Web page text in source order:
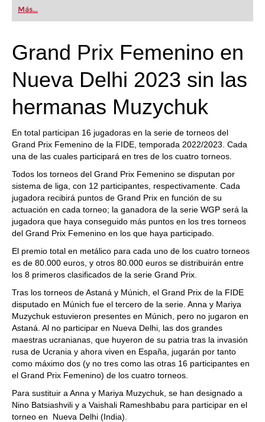
first steps into the world of club chess, or already
playing at a tournament level: with FRITZ, you can
train more efficiently, intelligently and with a
Más...
Grand Prix Femenino en
Nueva Delhi 2023 sin las
hermanas Muzychuk
En total participan 16 jugadoras en la serie de torneos del
Grand Prix Femenino de la FIDE, temporada 2022/2023. Cada
una de las cuales participará en tres de los cuatro torneos.
Todos los torneos del Grand Prix Femenino se disputan por
sistema de liga, con 12 participantes, respectivamente. Cada
jugadora recibirá puntos de Grand Prix en función de su
actuación en cada torneo; la ganadora de la serie WGP será la
jugadora que haya conseguido más puntos en los tres torneos
del Grand Prix Femenino en los que haya participado.
El premio total en metálico para cada uno de los cuatro torneos
es de 80.000 euros, y otros 80.000 euros se distribuirán entre
los 8 primeros clasificados de la serie Grand Prix.
Tras los torneos de Astaná y Múnich, el Grand Prix de la FIDE
disputado en Múnich fue el tercero de la serie. Anna y Mariya
Muzychuk estuvieron presentes en Múnich, pero no jugaron en
Astaná. Al no participar en Nueva Delhi, las dos grandes
maestras ucranianas, que huyeron de su patria tras la invasión
rusa de Ucrania y ahora viven en España, jugarán por tanto
como máximo dos (y no tres como las otras 16 participantes en
el Grand Prix Femenino) de los cuatro torneos.
Para sustituir a Anna y Mariya Muzychuk, se han designado a
Nino Batsiashvili y a Vaishali Rameshbabu para participar en el
torneo en Nueva Delhi (India).